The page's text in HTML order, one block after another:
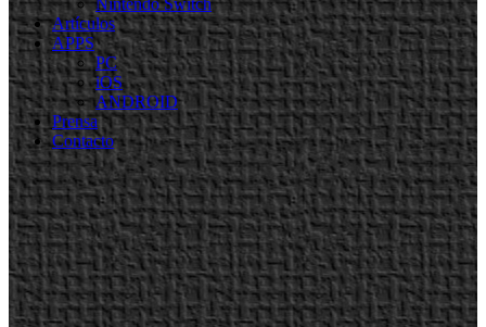
Nintendo Switch
Artículos
APPS
PC
iOS
ANDROID
Prensa
Contacto